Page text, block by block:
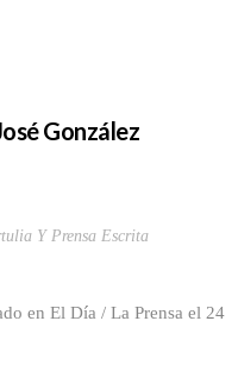
González
Y Prensa Escrita
en El Día / La Prensa el 24